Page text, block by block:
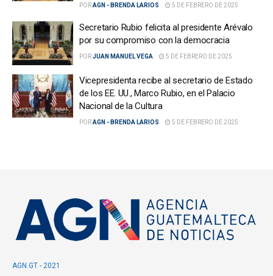
PORAGN - BRENDA LARIOS 5 DE FEBRERO DE 2025
Secretario Rubio felicita al presidente Arévalo
por su compromiso con la democracia
PORJUAN MANUEL VEGA 5 DE FEBRERO DE 2025
Vicepresidenta recibe al secretario de Estado
de los EE. UU., Marco Rubio, en el Palacio
Nacional de la Cultura
PORAGN - BRENDA LARIOS 5 DE FEBRERO DE 2025
AGN.GT - 2021